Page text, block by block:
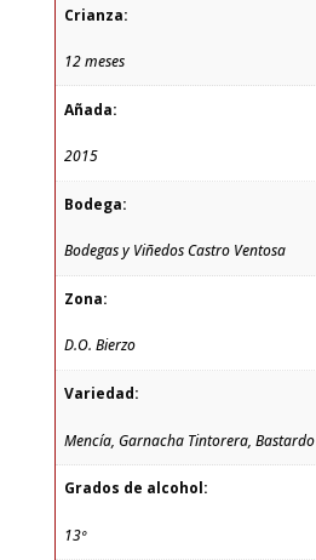
Crianza:
12 meses
Añada:
2015
Bodega:
Bodegas y Viñedos Castro Ventosa
Zona:
D.O. Bierzo
Variedad:
Mencía, Garnacha Tintorera, Bastardo
Grados de alcohol:
13º